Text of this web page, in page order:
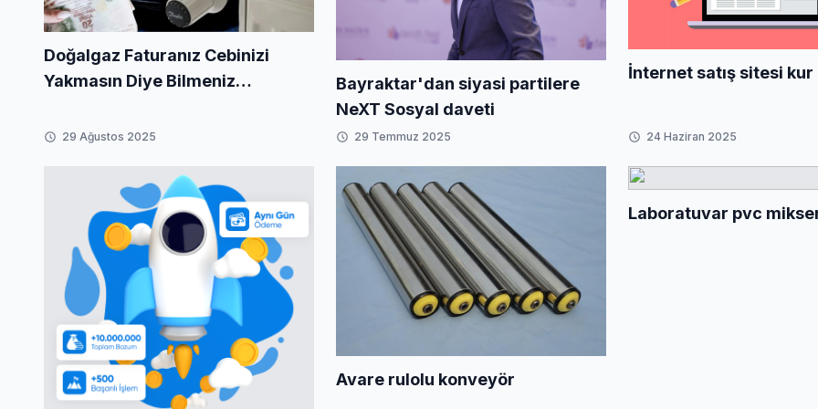
Doğalgaz Faturanız Cebinizi
Yakmasın Diye Bilmeniz
29 Ağustos 2025
Bayraktar'dan siyasi partilere
NeXT Sosyal daveti
29 Temmuz 2025
İnternet satış sitesi kur
24 Haziran 2025
Avare rulolu konveyör
Laboratuvar pvc